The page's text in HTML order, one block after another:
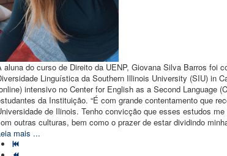
aluna do curso de Direito da UENP, Giovana Silva Barros foi
Linguística da Southern Illinois University (SIU) in
intensivo no Center for English as a Second Language
da Instituição. “É com grande contentamento que
de Ilinois. Tenho convicção que esses estudos
outras culturas, bem como o prazer de estar dividindo
mais ...